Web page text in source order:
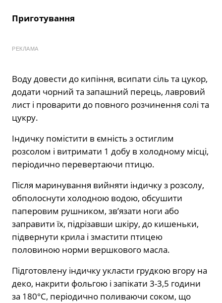
Приготування
РЕКЛАМА
Воду довести до кипіння, всипати сіль та цукор,
додати чорний та запашний перець, лавровий
лист і проварити до повного розчинення солі та
цукру.
Індичку помістити в ємність з остиглим
розсолом і витримати 1 добу в холодному місці,
періодично перевертаючи птицю.
Після маринування вийняти індичку з розсолу,
обполоснути холодною водою, обсушити
паперовим рушником, зв’язати ноги або
заправити їх, підрізавши шкіру, до кишеньки,
підвернути крила і змастити птицею
половиною норми вершкового масла.
Підготовлену індичку укласти грудкою вгору на
деко, накрити фольгою і запікати 3-3,5 години
за 180°С, періодично поливаючи соком, що